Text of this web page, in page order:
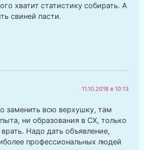
хватит статистику собирать. А
свиней пасти.
11.10.2018 в 10:13
заменить всю верхушку, там
ни образования в СХ, только
врать. Надо дать объявление,
профессиональных людей